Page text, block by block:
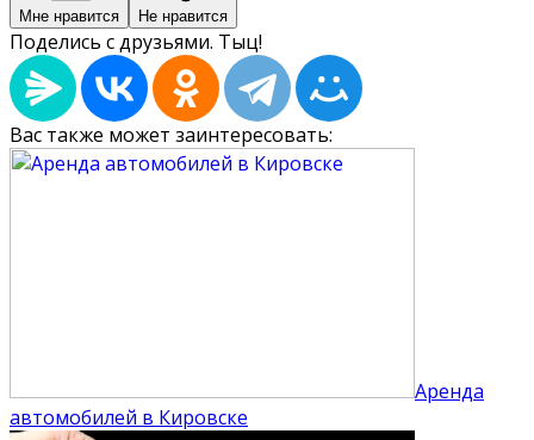
Мне нравится Не нравится
Поделись с друзьями. Тыц!
Вас также может заинтересовать:
Аренда
автомобилей в Кировске